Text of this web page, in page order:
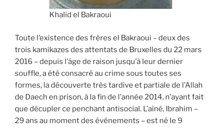
Khalid el Bakraoui
Toute l’existence des frères el Bakraoui – deux des
trois kamikazes des attentats de Bruxelles du 22 mars
2016 – depuis l’âge de raison jusqu’à leur dernier
souffle, a été consacré au crime sous toutes ses
formes, la découverte très tardive et partiale de l’Allah
de Daech en prison, à la fin de l’année 2014, n’ayant fait
que décupler ce penchant antisocial. L’aîné, Ibrahim –
29 ans au moment des événements – est né le 9